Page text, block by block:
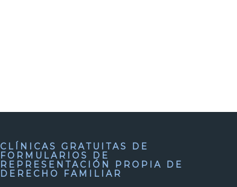
CLÍNICAS GRATUITAS DE
FORMULARIOS DE
REPRESENTACIÓN PROPIA DE
DERECHO FAMILIAR